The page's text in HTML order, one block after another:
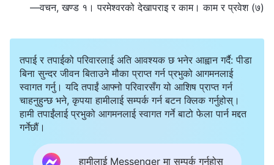
—वचन, खण्ड १। परमेश्‍वरको देखापराइ र काम। काम र प्रवेश (७)
तपाई र तपाईको परिवारलाई अति आवश्यक छ भनेर आह्वान गर्दै: पीडा
बिना सुन्दर जीवन बिताउने मौका प्राप्त गर्न प्रभुको आगमनलाई
स्वागत गर्नु। यदि तपाईं आफ्नो परिवारसँग यो आशिष प्राप्त गर्न
चाहनुहुन्छ भने, कृपया हामीलाई सम्पर्क गर्न बटन क्लिक गर्नुहोस्।
हामी तपाईंलाई प्रभुको आगमनलाई स्वागत गर्ने बाटो फेला पार्न मद्दत
गर्नेछौं।
हामीलाई Messenger मा सम्पर्क गर्नुहोस्